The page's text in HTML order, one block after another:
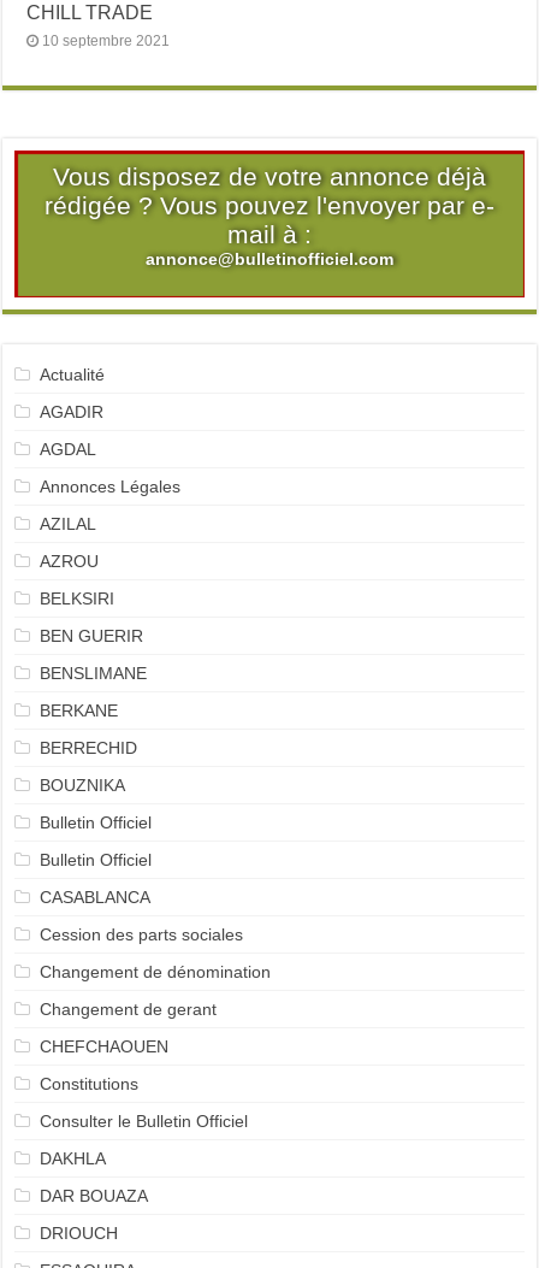
CHILL TRADE
10 septembre 2021
Vous disposez de votre annonce déjà
rédigée ? Vous pouvez l'envoyer par e-
mail à :
annonce@bulletinofficiel.com
Actualité
AGADIR
AGDAL
Annonces Légales
AZILAL
AZROU
BELKSIRI
BEN GUERIR
BENSLIMANE
BERKANE
BERRECHID
BOUZNIKA
Bulletin Officiel
Bulletin Officiel
CASABLANCA
Cession des parts sociales
Changement de dénomination
Changement de gerant
CHEFCHAOUEN
Constitutions
Consulter le Bulletin Officiel
DAKHLA
DAR BOUAZA
DRIOUCH